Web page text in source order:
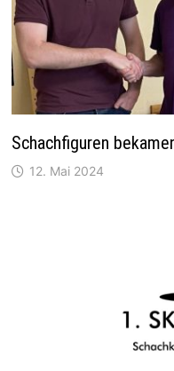
Schachfiguren
12. Mai 2024